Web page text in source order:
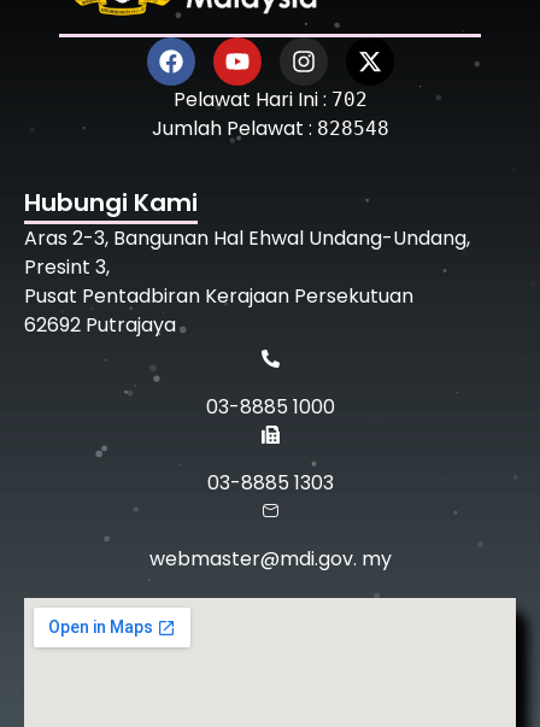
Pelawat Hari Ini : 702
Jumlah Pelawat : 828548
Hubungi Kami
Aras 2-3, Bangunan Hal Ehwal Undang-Undang,
Presint 3,
Pusat Pentadbiran Kerajaan Persekutuan
62692 Putrajaya
03-8885 1000
03-8885 1303
webmaster@mdi.gov. my